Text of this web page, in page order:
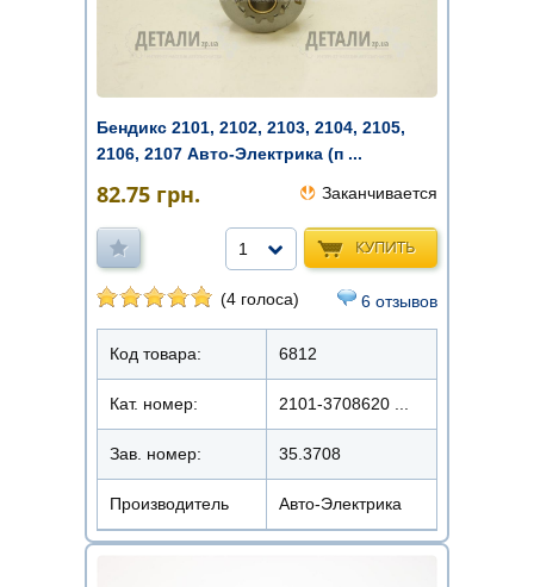
Бендикс 2101, 2102, 2103, 2104, 2105,
2106, 2107 Авто-Электрика (п ...
82.75 грн. Заканчивается
КУПИТЬ
1
(4 голоса) 6 отзывов
Код товара: 6812
Кат. номер: 2101-3708620 ...
Зав. номер: 35.3708
Производитель Авто-Электрика